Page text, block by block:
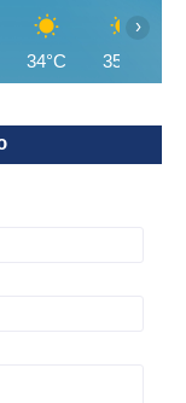
34°C 35°C
›